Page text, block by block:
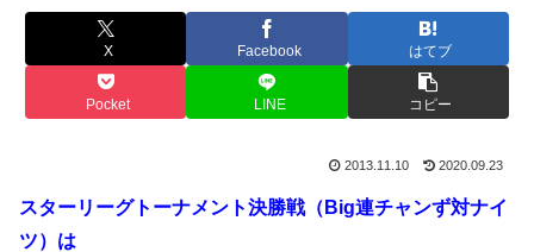
X Facebook はてブ
Pocket LINE コピー
2013.11.10 2020.09.23
スターリーグトーナメント決勝戦（Big連チャンず対ナイ
ツ）は